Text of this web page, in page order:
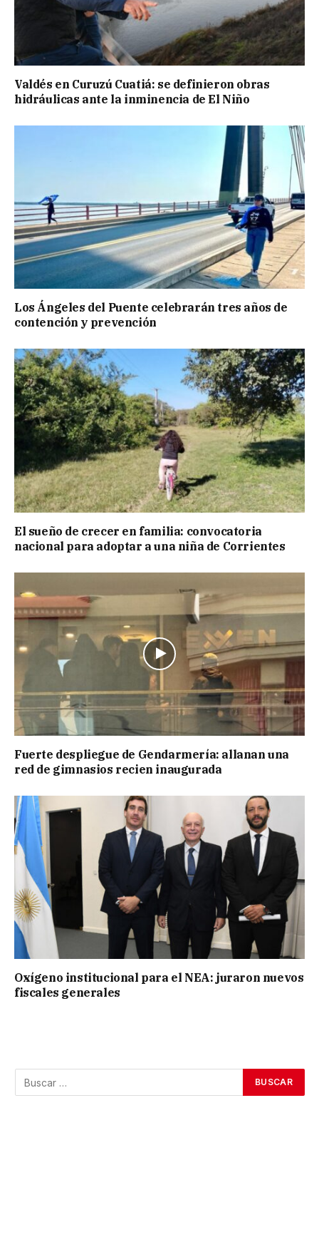
Valdés en Curuzú Cuatiá: se definieron obras
hidráulicas ante la inminencia de El Niño
Los Ángeles del Puente celebrarán tres años de
contención y prevención
El sueño de crecer en familia: convocatoria
nacional para adoptar a una niña de Corrientes
Fuerte despliegue de Gendarmería: allanan una
red de gimnasios recien inaugurada
Oxígeno institucional para el NEA: juraron nuevos
fiscales generales